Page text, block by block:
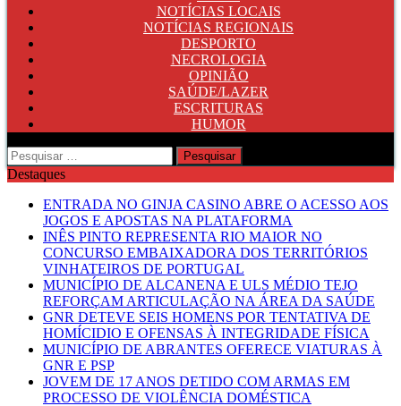
NOTÍCIAS LOCAIS
NOTÍCIAS REGIONAIS
DESPORTO
NECROLOGIA
OPINIÃO
SAÚDE/LAZER
ESCRITURAS
HUMOR
Pesquisar
por:
Destaques
ENTRADA NO GINJA CASINO ABRE O ACESSO AOS
JOGOS E APOSTAS NA PLATAFORMA
INÊS PINTO REPRESENTA RIO MAIOR NO
CONCURSO EMBAIXADORA DOS TERRITÓRIOS
VINHATEIROS DE PORTUGAL
MUNICÍPIO DE ALCANENA E ULS MÉDIO TEJO
REFORÇAM ARTICULAÇÃO NA ÁREA DA SAÚDE
GNR DETEVE SEIS HOMENS POR TENTATIVA DE
HOMÍCIDIO E OFENSAS À INTEGRIDADE FÍSICA
MUNICÍPIO DE ABRANTES OFERECE VIATURAS À
GNR E PSP
JOVEM DE 17 ANOS DETIDO COM ARMAS EM
PROCESSO DE VIOLÊNCIA DOMÉSTICA